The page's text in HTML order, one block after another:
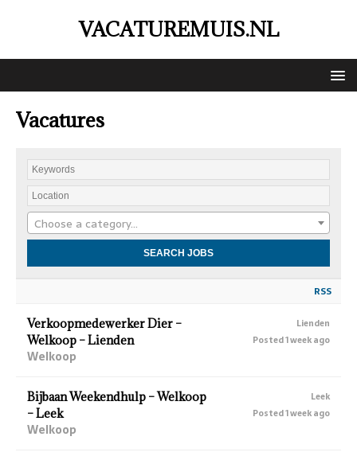
VACATUREMUIS.NL
Vacatures
Choose a category…
RSS
Verkoopmedewerker Dier –
Welkoop – Lienden
Welkoop
Lienden
Posted 1 week ago
Bijbaan Weekendhulp – Welkoop
– Leek
Welkoop
Leek
Posted 1 week ago